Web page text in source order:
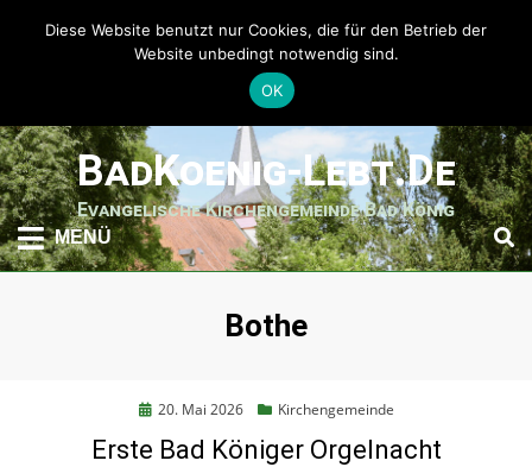
weiter
zum
Inhalt
BadKoenig-Lebt.de
Evangelische Kirchengemeinde Bad König
MENÜ
Schlagwort
:
Bothe
Posted20. Mai 2026 Kirchengemeinde
Erste Bad Königer Orgelnacht
Diese Website benutzt nur Cookies, die für den Betrieb der
Website unbedingt notwendig sind.
OK